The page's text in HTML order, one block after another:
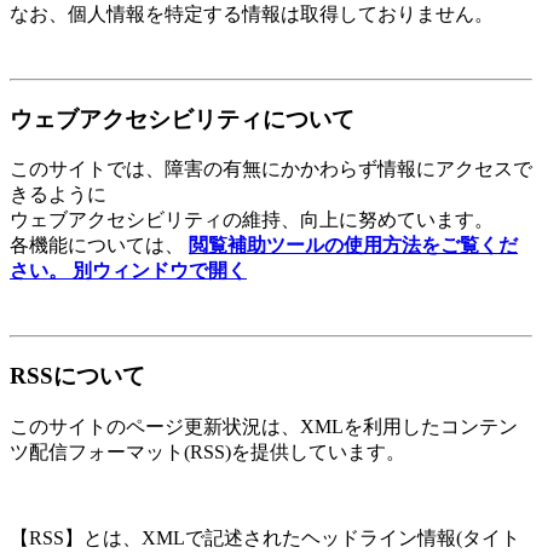
なお、個人情報を特定する情報は取得しておりません。
ウェブアクセシビリティについて
このサイトでは、障害の有無にかかわらず情報にアクセスで
きるように
ウェブアクセシビリティの維持、向上に努めています。
各機能については、
閲覧補助ツールの使用方法をご覧くだ
さい。
別ウィンドウで開く
RSSについて
このサイトのページ更新状況は、XMLを利用したコンテン
ツ配信フォーマット(RSS)を提供しています。
【RSS】とは、XMLで記述されたヘッドライン情報(タイト